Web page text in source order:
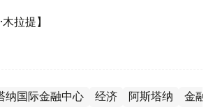
拉提】
纳国际金融中心 经济 阿斯塔纳 金融